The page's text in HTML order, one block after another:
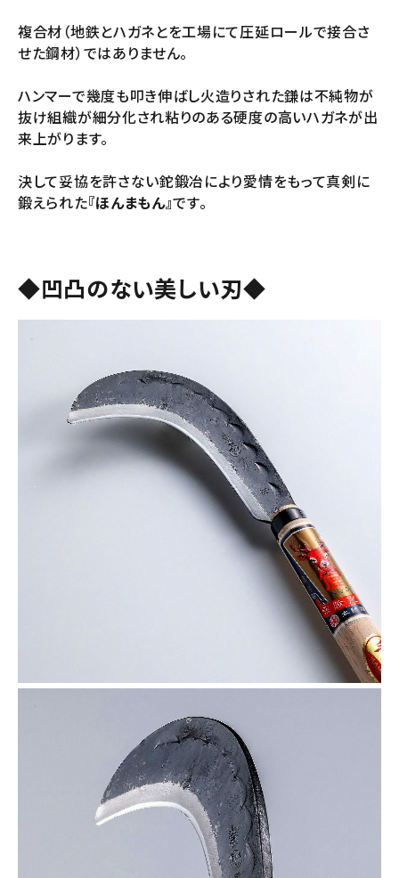
複合材（地鉄とハガネとを工場にて圧延ロールで接合さ
せた鋼材）ではありません。
ハンマーで幾度も叩き伸ばし火造りされた鎌は不純物が
抜け組織が細分化され粘りのある硬度の高いハガネが出
来上がります。
決して妥協を許さない鉈鍛冶により愛情をもって真剣に
鍛えられた『ほんまもん』です。
◆凹凸のない美しい刃◆